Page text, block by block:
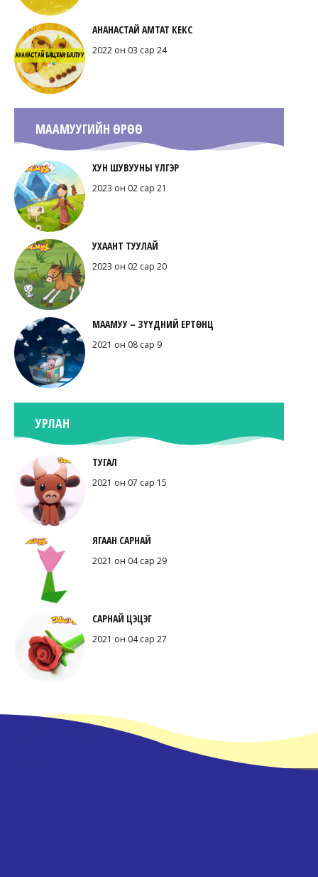
АНАНАСТАЙ АМТАТ КЕКС
2022 он 03 сар 24
МААМУУГИЙН ӨРӨӨ
ХУН ШУВУУНЫ ҮЛГЭР
2023 он 02 сар 21
УХААНТ ТУУЛАЙ
2023 он 02 сар 20
МААМУУ – ЗҮҮДНИЙ ЕРТӨНЦ
2021 он 08 сар 9
УРЛАН
ТУГАЛ
2021 он 07 сар 15
ЯГААН САРНАЙ
2021 он 04 сар 29
САРНАЙ ЦЭЦЭГ
2021 он 04 сар 27